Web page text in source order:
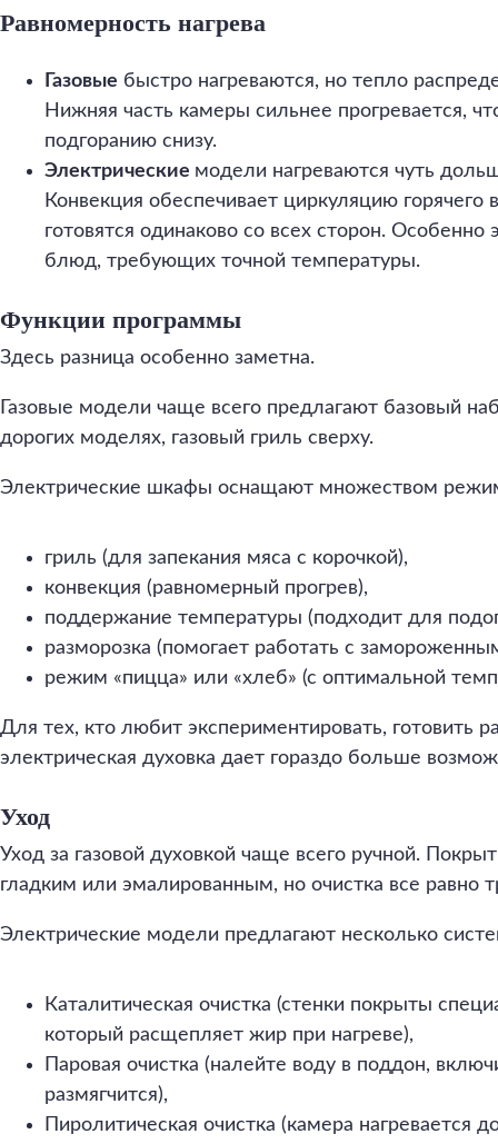
Равномерность нагрева
Газовые быстро нагреваются, но тепло
Нижняя часть камеры сильнее прогревается,
подгоранию снизу.
Электрические модели нагреваются чуть
Конвекция обеспечивает циркуляцию горячего
готовятся одинаково со всех сторон.
блюд, требующих точной температуры.
Функции программы
Здесь разница особенно заметна.
Газовые модели чаще всего предлагают базовый
дорогих моделях, газовый гриль сверху.
Электрические шкафы оснащают множеством
гриль (для запекания мяса с корочкой),
конвекция (равномерный прогрев),
поддержание температуры (подходит для
разморозка (помогает работать с
режим «пицца» или «хлеб» (с оптимальной
Для тех, кто любит экспериментировать, готовить
электрическая духовка дает гораздо больше
Уход
Уход за газовой духовкой чаще всего ручной.
гладким или эмалированным, но очистка все равно
Электрические модели предлагают несколько
Каталитическая очистка (стенки покрыты
который расщепляет жир при нагреве),
Паровая очистка (налейте воду в поддон,
размягчится),
Пиролитическая очистка (камера нагревается